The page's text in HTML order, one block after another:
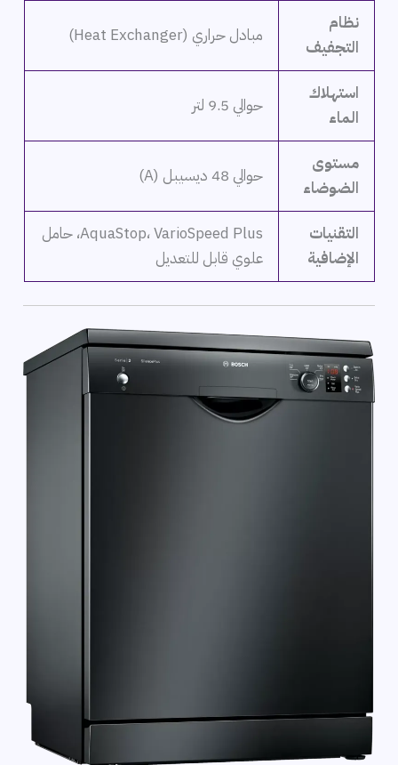
نظام
التجفيف
مبادل حراري (Heat Exchanger)
استهلاك
الماء
حوالي 9.5 لتر
مستوى
الضوضاء
حوالي 48 ديسيبل (A)
التقنيات
الإضافية
AquaStop، VarioSpeed Plus، حامل
علوي قابل للتعديل